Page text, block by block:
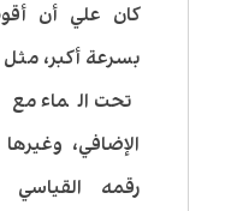
كان علي أن
بسرعة أكبر،
تحت الماء
الإضافي،
رقمه